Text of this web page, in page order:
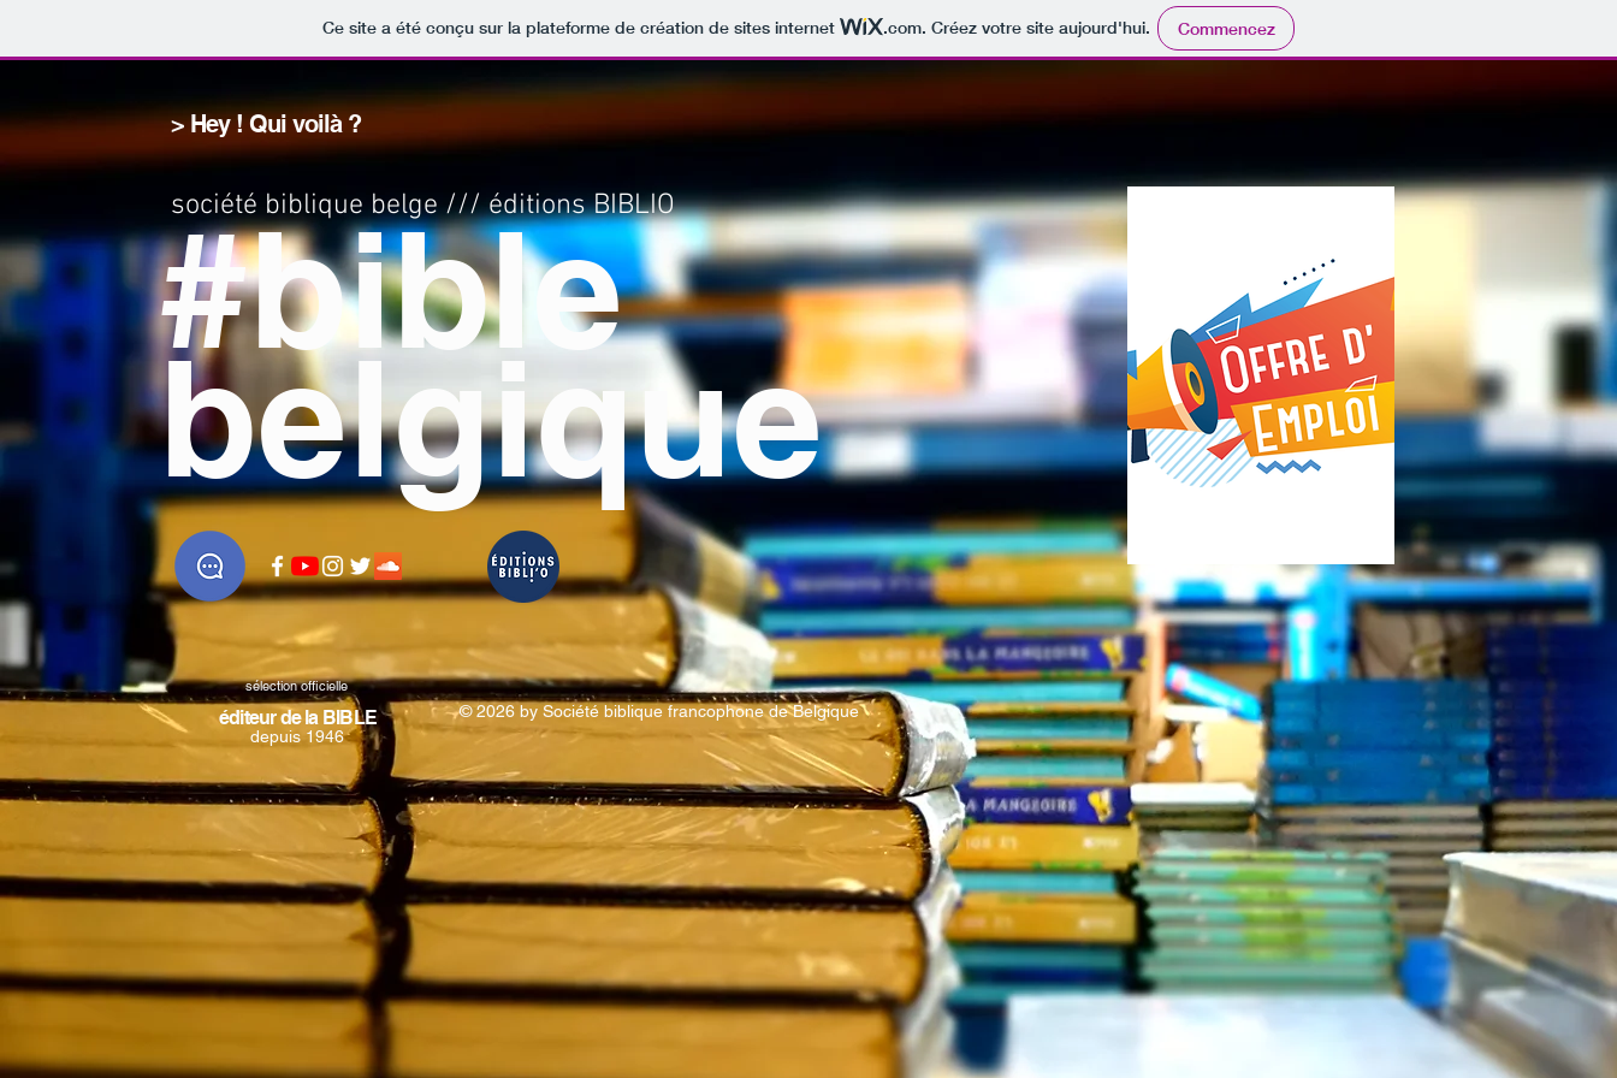
Ce site a été conçu sur la plateforme de création de sites internet .com. Créez votre site aujourd'hui. Commencez
> Hey ! Qui voilà ?
société biblique belge /// éditions BIBLIO
#bible
belgique
éditeur de laBIBLE
depuis 1946
sélection officielle
© 2026 by Société biblique francophone de Belgique